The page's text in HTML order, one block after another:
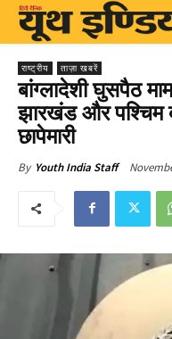
राष्ट्रीय ताज़ा खबरें
बांग्लादेशी घुसपैठ
झारखंड और पश्चिम
छापेमारी
By Youth India Staff